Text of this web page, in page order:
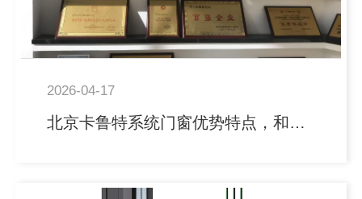
2026-04-17
北京卡鲁特系统门窗优势特点，和平铝系统门窗优势